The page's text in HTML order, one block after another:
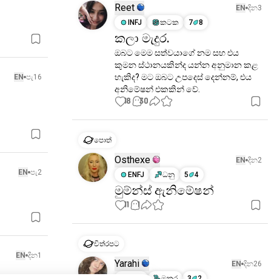
EN පැ16
EN පැ2
EN දින1
Reet EN දින3
INFJ
කටක 7 8
කලා මැදුර.
ඔබට මෙම සත්වයාගේ නම සහ එය
කුමන ස්ථානයකින්ද යන්න අනුමාන කළ
හැකිද? මට ඔබට උපදෙස් දෙන්නම්, එය
අනිමේෂන් එකකින් වේ.
18 30
පොත්
Osthexe EN දින2
ENFJ
ධනු 5 4
මුම්න්ස් ඇනිමේෂන්
11 1
චිත්රපට
Yarahi EN දින26